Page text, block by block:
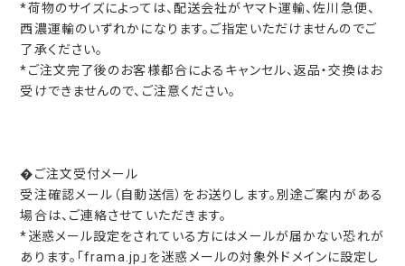
*荷物のサイズによっては、配送会社がヤマト運輸、佐川急便、
西濃運輸のいずれかになります。ご指定いただけませんのでご
了承ください。
*ご注文完了後のお客様都合によるキャンセル、返品・交換はお
受けできませんので、ご注意ください。
�ご注文受付メール
受注確認メール（自動送信）をお送りします。別途ご案内がある
場合は、ご連絡させていただきます。
*迷惑メール設定をされている方にはメールが届かない恐れが
あります。「frama.jp」を迷惑メールの対象外ドメインに設定し